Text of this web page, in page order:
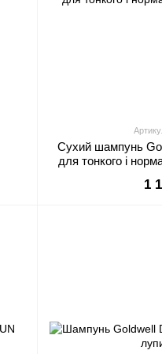
Сухий шампунь
для тонкого і
1